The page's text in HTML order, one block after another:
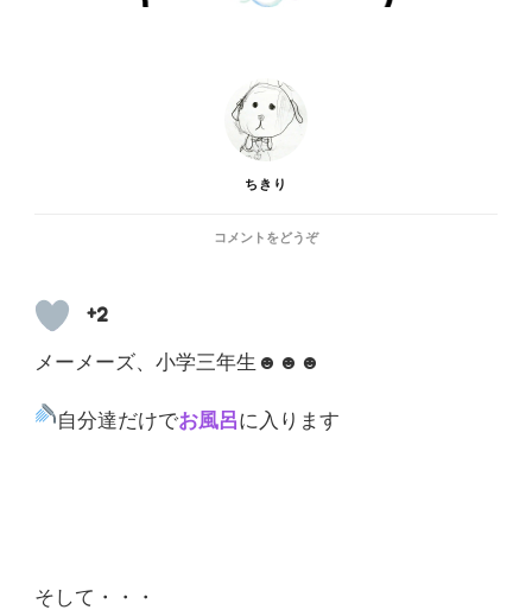
ちきり
コメントをどうぞ(お
の
+2
メーメーズ、小学三年生☻☻☻
自分達だけでお風呂に入ります
そして・・・